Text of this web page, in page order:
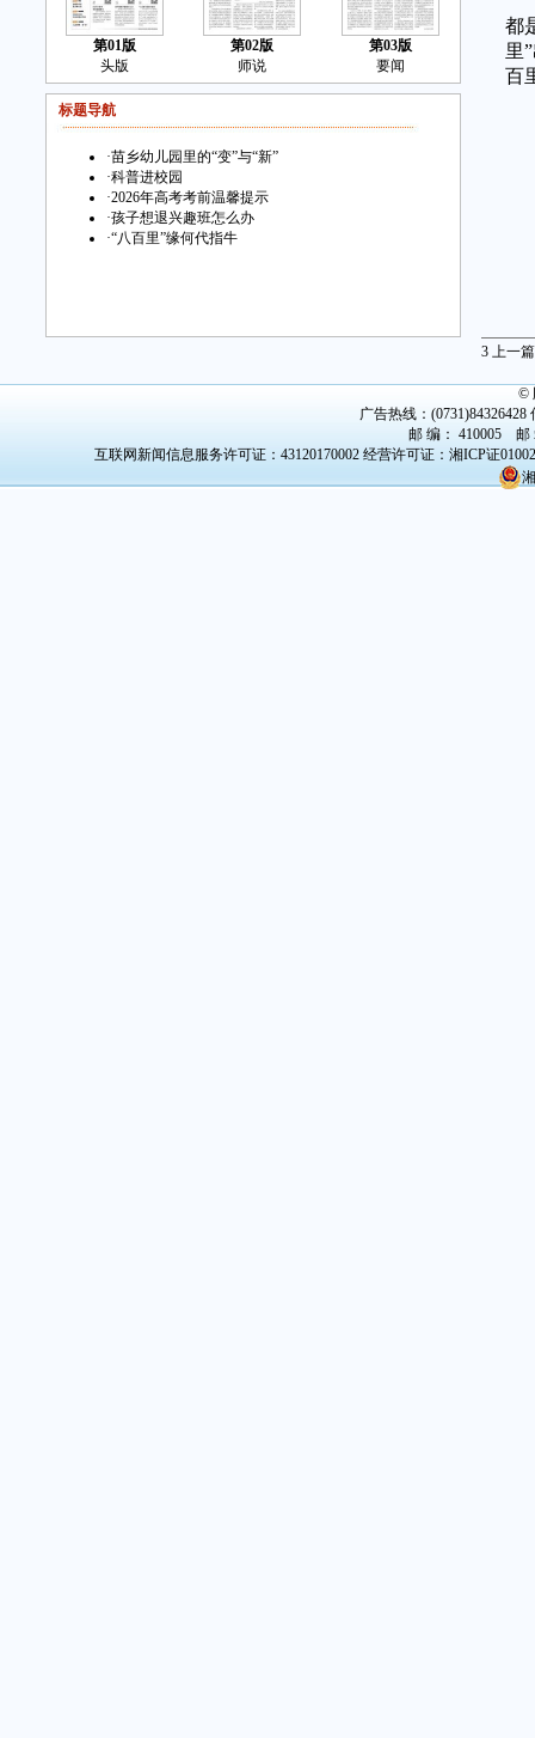
第01版
头版
第02版
师说
第03版
要闻
标题导航
·苗乡幼儿园里的“变”与“新”
·科普进校园
·2026年高考考前温馨提示
·孩子想退兴趣班怎么办
·“八百里”缘何代指牛
都
里
百
3 上一篇
©
广告热线：(0731)84326428
邮 编： 410005 邮
互联网新闻信息服务许可证：43120170002 经营许可证：湘ICP证